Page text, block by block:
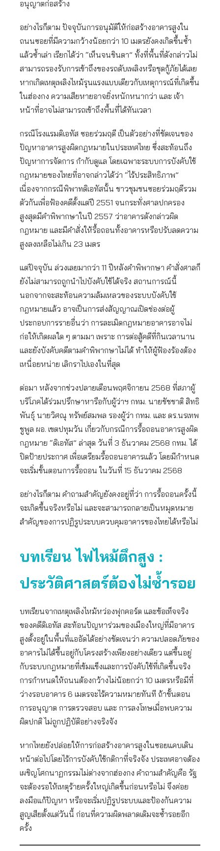
อนุญาตก่อสร้าง
อย่างไรก็ตาม ปัจจุบันการอนุมัติให้ก่อสร้างอาคารสูงใน
ถนนซอยที่มีความกว้างน้อยกว่า 10 เมตรยังคงเกิดขึ้นซ้ำ
แล้วซ้ำเล่า เรียกได้ว่า “เห็นจนชินตา” ทั้งที่พื้นที่ดังกล่าวไม่
สามารถรองรับการเข้าถึงของรถดับเพลิงหรือชุดกู้ภัยได้เลย
หากเกิดเหตุเพลิงไหม้รุนแรงแบบเดียวกับเหตุการณ์ที่เกิดขึ้น
ในฮ่องกง ความเสียหายอาจยิ่งหนักหนากว่า และ เจ้า
หน้าที่อาจไม่สามารถเข้าถึงพื้นที่ได้ทันเวลา
กรณีโรงแรมดิเอทัส ซอยร่วมฤดี เป็นตัวอย่างที่ชัดเจนของ
ปัญหาอาคารสูงผิดกฎหมายในประเทศไทย ซึ่งสะท้อนถึง
ปัญหาการจัดการ กำกับดูแล โดยเฉพาะระบบการบังคับใช้
กฎหมายของไทยที่อาจกล่าวได้ว่า “ไร้ประสิทธิภาพ”
เนื่องจากกรณีพิพาทดิเอทัสนั้น ชาวชุมชนซอยร่วมฤดีรวม
ตัวกันเพื่อฟ้องคดีตั้งแต่ปี 2551 จนกระทั่งศาลปกครอง
สูงสุดมีคำพิพากษาในปี 2557 ว่าอาคารดังกล่าวผิด
กฎหมาย และมีคำสั่งให้รื้อถอนทั้งอาคารหรือปรับลดความ
สูงลงเหลือไม่เกิน 23 เมตร
แต่ปัจจุบัน ล่วงเลยมากว่า 11 ปีหลังคำพิพากษา คำสั่งศาลก็
ยังไม่สามารถถูกนำไปบังคับใช้ได้จริง สถานการณ์นี้
นอกจากจะสะท้อนความล้มเหลวของระบบบังคับใช้
กฎหมายแล้ว อาจเป็นการส่งสัญญาณเปิดช่องต่อผู้
ประกอบการรายอื่นว่า การละเมิดกฎหมายอาคารอาจไม่
ก่อให้เกิดผลใด ๆ ตามมา เพราะ การต่อสู้คดีที่กินเวลานาน
และยังบังคับคดีตามคำพิพากษาไม่ได้ ทำให้ผู้ฟ้องร้องต้อง
เหนื่อยหน่าย เลิกราไปเองในที่สุด
ต่อมา หลังจากช่วงปลายเดือนพฤศจิกายน 2568 ที่สภาผู้
บริโภคได้ร่วมปรึกษาหารือกับผู้ว่าฯ กทม. นายชัชชาติ สิทธิ
พันธุ์ นายวิศณุ ทรัพย์สมพล รองผู้ว่า กทม. และ ดร.นรเทพ
ชูพูล ผอ. เขตปทุมวัน เกี่ยวกับกรณีการรื้อถอนอาคารสูงผิด
กฎหมาย “ดิเอทัส” ล่าสุด วันที่ 3 ธันวาคม 2568 กทม. ได้
ปิดป้ายประกาศ เพื่อเตรียมรื้อถอนอาคารแล้ว โดยมีกำหนด
จะเริ่มขั้นตอนการรื้อถอน ในวันที่ 15 ธันวาคม 2568
อย่างไรก็ตาม คำถามสำคัญยังคงอยู่ที่ว่า การรื้อถอนครั้งนี้
จะเกิดขึ้นจริงหรือไม่ และจะสามารถกลายเป็นหมุดหมาย
สำคัญของการปฏิรูประบบควบคุมอาคารของไทยได้หรือไม่
บทเรียน ไฟไหม้ตึกสูง :
ประวัติศาสตร์ต้องไม่ซ้ำรอย
บทเรียนจากเหตุเพลิงไหม้หว่องฟุกคอร์ต และข้อเท็จจริง
ของคดีดิเอทัส สะท้อนปัญหาร่วมของเมืองใหญ่ที่มีอาคาร
สูงตั้งอยู่ในพื้นที่แออัดได้อย่างชัดเจนว่า ความปลอดภัยของ
อาคารไม่ได้ขึ้นอยู่กับโครงสร้างเพียงอย่างเดียว แต่ขึ้นอยู่
กับระบบกฎหมายที่เข้มแข็งและการบังคับใช้ที่เกิดขึ้นจริง
การกำหนดให้ถนนต้องกว้างไม่น้อยกว่า 10 เมตรหรือมีที่
ว่างรอบอาคาร 6 เมตรจะไร้ความหมายทันที ถ้าขั้นตอน
การอนุญาต การตรวจสอบ และ การลงโทษเมื่อพบความ
ผิดปกติ ไม่ถูกปฏิบัติอย่างจริงจัง
หากไทยยังปล่อยให้การก่อสร้างอาคารสูงในซอยแคบเดิน
หน้าต่อไปโดยไร้การบังคับใช้กติกาที่จริงจัง ประเทศอาจต้อง
เผชิญโศกนาฏกรรมไม่ต่างจากฮ่องกง คำถามสำคัญคือ รัฐ
จะต้องรอให้เหตุร้ายครั้งใหญ่เกิดขึ้นก่อนหรือไม่ จึงค่อย
ลงมือแก้ปัญหา หรือจะเริ่มปฏิรูประบบและป้องกันความ
สูญเสียตั้งแต่วันนี้ ก่อนที่ความผิดพลาดเดิมจะซ้ำรอยอีก
ครั้ง